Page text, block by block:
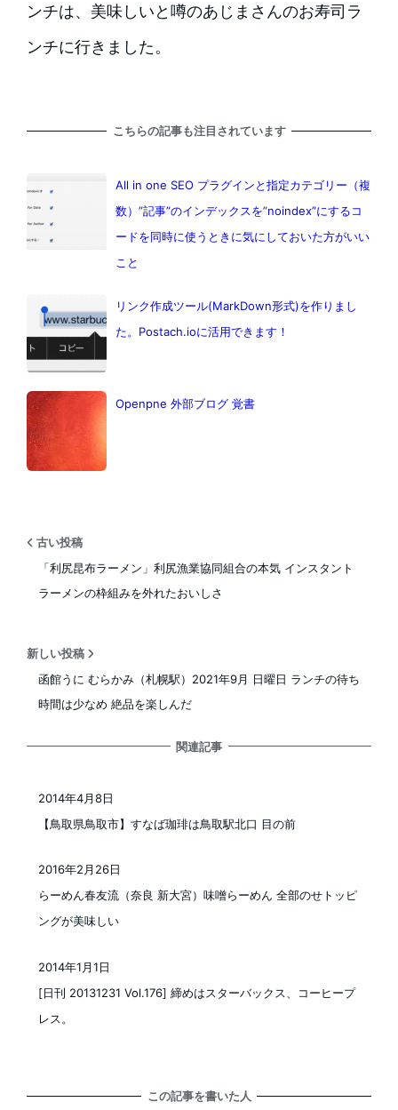
ンチは、美味しいと噂のあじまさんのお寿司ラ
ンチに行きました。
こちらの記事も注目されています
All in one SEO プラグインと指定カテゴリー（複
数）”記事”のインデックスを”noindex”にするコ
ードを同時に使うときに気にしておいた方がいい
こと
リンク作成ツール(MarkDown形式)を作りまし
た。Postach.ioに活用できます！
Openpne 外部ブログ 覚書
古い投稿
「利尻昆布ラーメン」利尻漁業協同組合の本気 インスタント
ラーメンの枠組みを外れたおいしさ
新しい投稿
函館うに むらかみ（札幌駅）2021年9月 日曜日 ランチの待ち
時間は少なめ 絶品を楽しんだ
関連記事
【鳥取県鳥取市】すなば珈琲は鳥取駅北口 目の前
投稿日
2014年4月8日
らーめん春友流（奈良 新大宮）味噌らーめん 全部のせトッピ
ングが美味しい
2016年2月26日
[日刊 20131231 Vol.176] 締めはスターバックス、コーヒープ
レス。
2014年1月1日
この記事を書いた人